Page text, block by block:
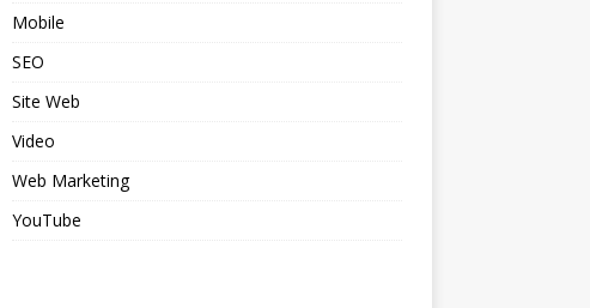
Mobile
SEO
Site Web
Video
Web Marketing
YouTube